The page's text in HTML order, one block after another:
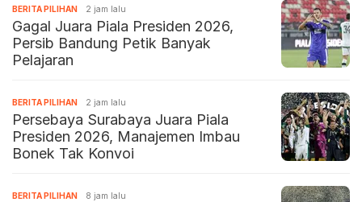
BERITA PILIHAN 2 jam lalu
Gagal Juara Piala Presiden 2026,
Persib Bandung Petik Banyak
Pelajaran
BERITA PILIHAN 2 jam lalu
Persebaya Surabaya Juara Piala
Presiden 2026, Manajemen Imbau
Bonek Tak Konvoi
BERITA PILIHAN 8 jam lalu